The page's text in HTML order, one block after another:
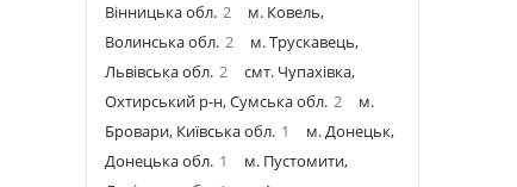
Вінницька обл. 2
м. Ковель,
Волинська обл. 2
м. Трускавець,
Львівська обл. 2
смт. Чупахівка,
Охтирський р-н, Сумська обл. 2
м.
Бровари, Київська обл. 1
м. Донецьк,
Донецька обл. 1
м. Пустомити,